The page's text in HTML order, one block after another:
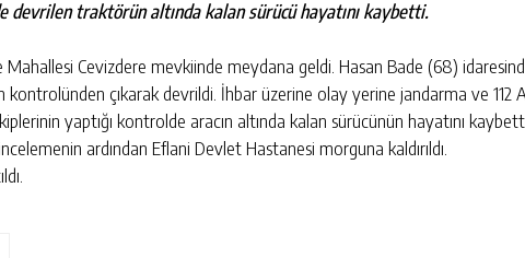
devrilen traktörün altında kalan sürücü hayatını kaybetti.
Cevizdere mevkiinde meydana geldi. Hasan Bade (68)
kontrolünden çıkarak devrildi. İhbar üzerine olay yerine jandarma ve 112
yaptığı kontrolde aracın altında kalan sürücünün hayatını
ardından Eflani Devlet Hastanesi morguna kaldırıldı.